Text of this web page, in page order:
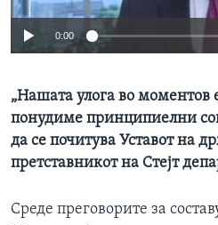
ИНТЕРВЈУА
Јазици
0:00
„Нашата улога во моментов
понудиме принципиелни
да се почитува Уставот на
претставникот на Стејт
Среде преговорите за